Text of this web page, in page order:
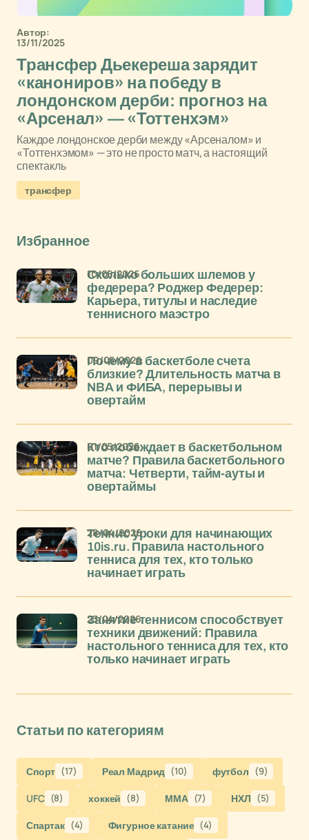
Автор:
13/11/2025
Трансфер Дьекереша зарядит
«канониров» на победу в
лондонском дерби: прогноз на
«Арсенал» — «Тоттенхэм»
Каждое лондонское дерби между «Арсеналом» и
«Тоттенхэмом» — это не просто матч, а настоящий
спектакль
трансфер
Избранное
Сколько больших шлемов у
федерера? Роджер Федерер:
Карьера, титулы и наследие
теннисного маэстро
10/05/2026
Почему в баскетболе счета
близкие? Длительность матча в
NBA и ФИБА, перерывы и
овертайм
09/05/2026
Кто побеждает в баскетбольном
матче? Правила баскетбольного
матча: Четверти, тайм-ауты и
овертаймы
01/05/2026
Теннис уроки для начинающих
10is.ru. Правила настольного
тенниса для тех, кто только
начинает играть
28/04/2026
Занятие теннисом способствует
техники движений: Правила
настольного тенниса для тех, кто
только начинает играть
23/04/2026
Статьи по категориям
Спорт (17) Реал Мадрид (10) футбол (9)
UFC (8) хоккей (8) ММА (7) НХЛ (5)
Спартак (4) Фигурное катание (4)